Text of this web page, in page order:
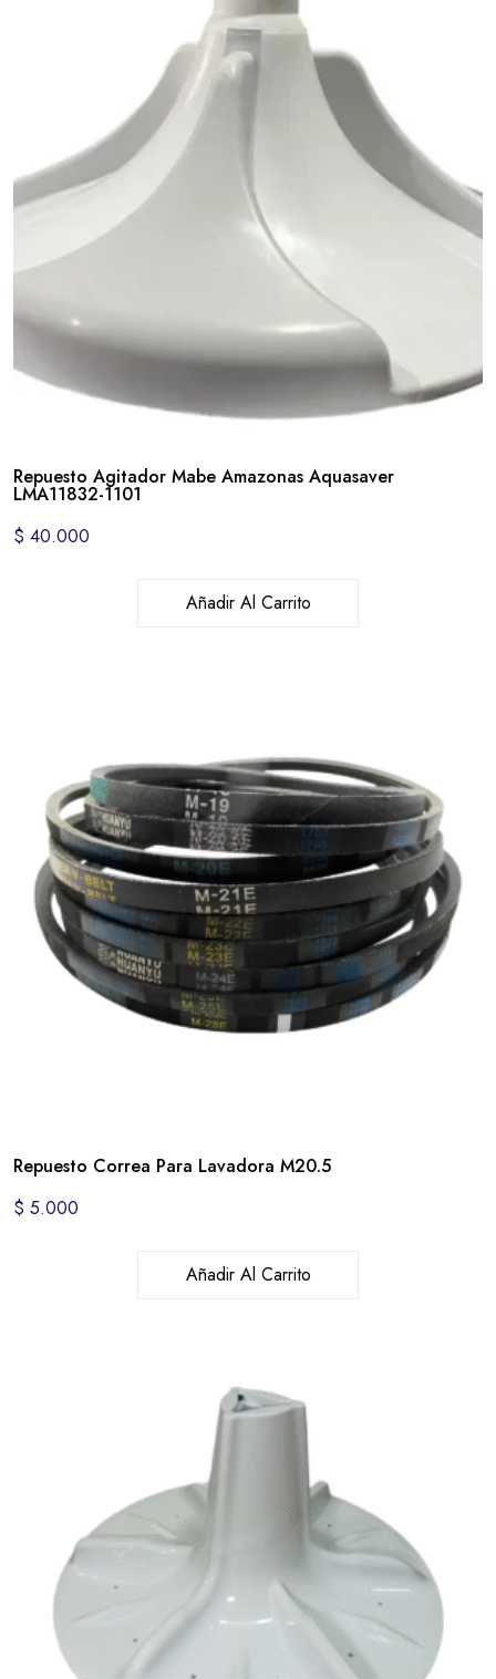
Repuesto Agitador Mabe Amazonas Aquasaver
LMA11832-1101
$ 40.000
Añadir Al Carrito
Repuesto Correa Para Lavadora M20.5
$ 5.000
Añadir Al Carrito